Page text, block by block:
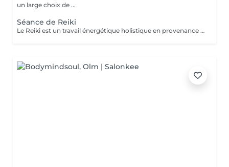
un large choix de ...
Séance de Reiki
Le Reiki est un travail énergétique holistique en provenance du Japon. Par l'imposition des mains, le flux d'énergie dans le corps est harmonisé et les capacités d'auto-guérison sont activées.